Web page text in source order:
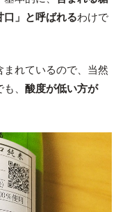
口」と呼ばれるわけで
れているので、当然
、 酸度が低い方が